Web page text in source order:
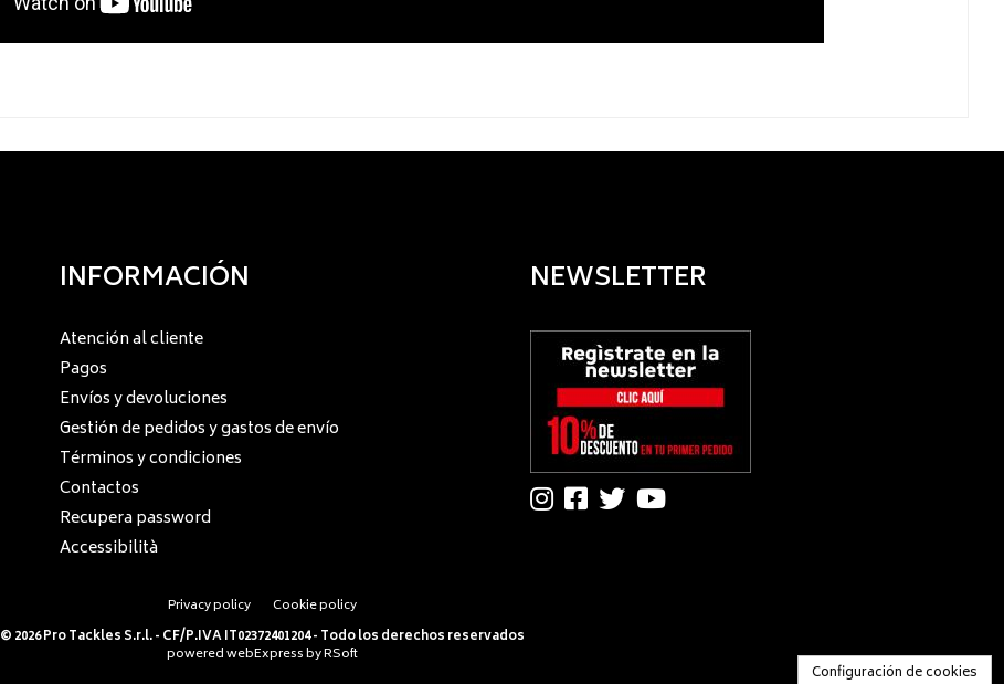
Configuración de cookies
INFORMACIÓN
Atención al cliente
Pagos
Envíos y devoluciones
Gestión de pedidos y gastos de envío
Términos y condiciones
Contactos
Recupera password
Accessibilità
NEWSLETTER
Privacy policy
Cookie policy
© 2026 Pro Tackles S.r.l. - CF/P.IVA IT02372401204 - Todo los derechos reservados
poweredwebExpressbyRSoft